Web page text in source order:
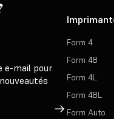
e-mail pour
Inscription
Form 4
Form 4B
Form 4L
Form 4BL
Form Auto